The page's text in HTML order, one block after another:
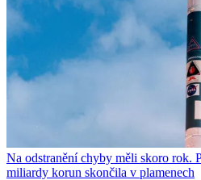
Na odstranění chyby měli skoro rok.
miliardy korun skončila v plamenech